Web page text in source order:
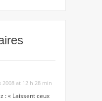
2008 at 12 h 28 min
: « Laissent ceux